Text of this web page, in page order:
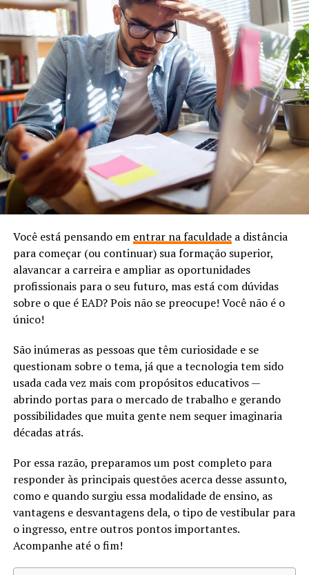
Você está pensando em entrar na faculdadea distância
para começar (ou continuar) sua formação superior,
alavancar a carreira e ampliar as oportunidades
profissionais para o seu futuro, mas está com dúvidas
sobre o que é EAD? Pois não se preocupe! Você não é o
único!
São inúmeras as pessoas que têm curiosidade e se
questionam sobre o tema, já que a tecnologia tem sido
usada cada vez mais com propósitos educativos —
abrindo portas para o mercado de trabalho e gerando
possibilidades que muita gente nem sequer imaginaria
décadas atrás.
Por essa razão, preparamos um post completo para
responder às principais questões acerca desse assunto,
como e quando surgiu essa modalidade de ensino, as
vantagens e desvantagens dela, o tipo de vestibular para
o ingresso, entre outros pontos importantes.
Acompanhe até o fim!